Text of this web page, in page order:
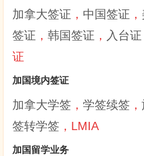
加拿大签证 ， 中国签证 ，
签证 ， 韩国签证 ， 入台证
证
加国境内签证
加拿大学签 ， 学签续签 ，
签转学签 ，LMIA
加国留学业务